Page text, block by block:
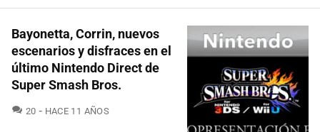
Bayonetta, Corrin, nuevos
escenarios y disfraces en el
último Nintendo Direct de
Super Smash Bros.
20 COMENTARIOS
HACE 11 AÑOS